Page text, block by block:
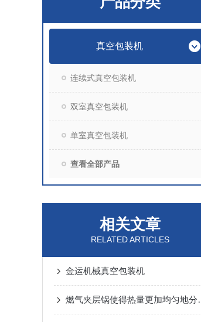
真空包装机
连续式真空包装机
双室真空包装机
单室真空包装机
查看全部产品
相关文章
RELATED ARTICLES
金运机械真空包装机
燃气夹层